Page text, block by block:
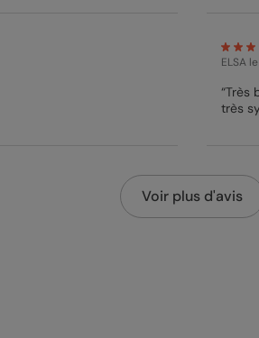
ELSA
“Très
très
Voir plus d'avis